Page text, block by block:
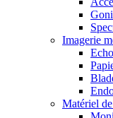
Imagerie
Matériel